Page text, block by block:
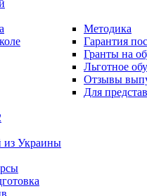
Методика
Гарантия
Гранты на
Льготное
Отзывы
Для
из Украины